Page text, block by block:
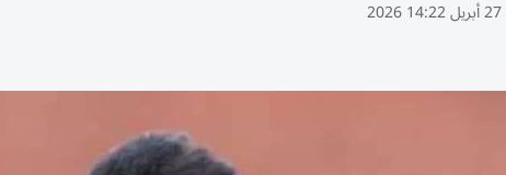
27 أبريل 14:22 2026